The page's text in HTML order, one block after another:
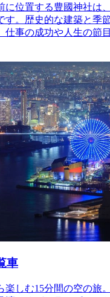
に位置する豊國神社は
す。歴史的な建築と季
仕事の成功や人生の節
車
楽しむ15分間の空の旅